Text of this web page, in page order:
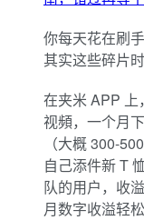
你每天花在刷
其实这些碎片
在夹米 APP 上
视頻，一个月
（大概 300-
自己添件新 T
队的用户，收
月数字收溢轻